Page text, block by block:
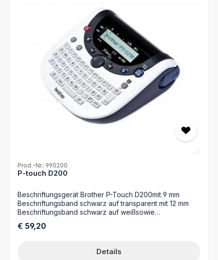
Prod.-Nr.: 990200
P-touch D200
Beschriftungsgerät Brother P-Touch D200mit 9 mm
Beschriftungsband schwarz auf transparent mit 12 mm
Beschriftungsband schwarz auf weißsowie
Regulärer Preis:
€ 59,20
Details